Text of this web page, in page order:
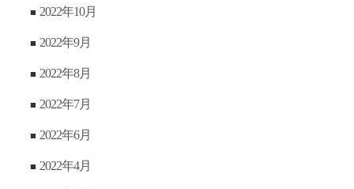
2022年10月
2022年9月
2022年8月
2022年7月
2022年6月
2022年4月